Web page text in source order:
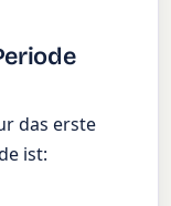
das erste
ist: